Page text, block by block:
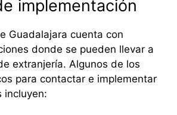
implementación
Guadalajara cuenta con
donde se pueden llevar a
extranjería. Algunos de los
para contactar e implementar
incluyen: